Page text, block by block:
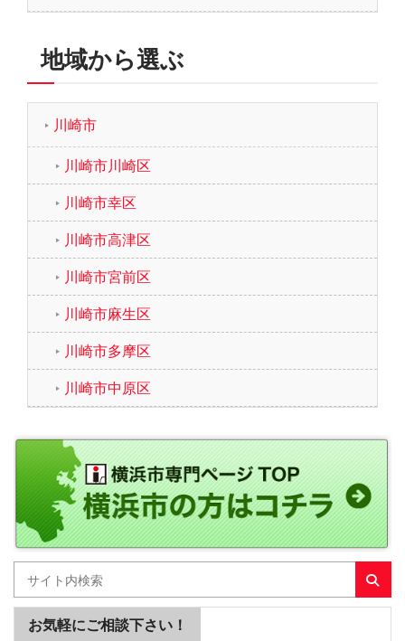
地域から選ぶ
川崎市
川崎市川崎区
川崎市幸区
川崎市高津区
川崎市宮前区
川崎市麻生区
川崎市多摩区
川崎市中原区
お気軽にご相談下さい！